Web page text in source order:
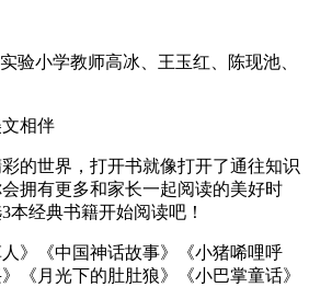
小学教师高冰、王玉红、陈现池、
相伴
世界，打开书就像打开了通往知识
拥有更多和家长一起阅读的美好时
本经典书籍开始阅读吧！
《中国神话故事》《小猪唏哩呼
《月光下的肚肚狼》《小巴掌童话》